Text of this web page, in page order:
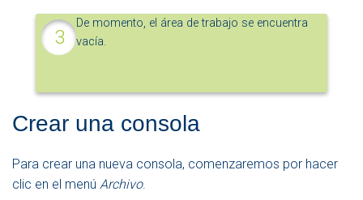
De momento, el área de trabajo se encuentra
vacía.
Crear una consola
Para crear una nueva consola, comenzaremos por hacer
clic en el menú Archivo.